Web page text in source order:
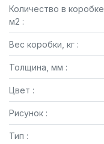
Количество в коробке,
м2 :
Вес коробки, кг :
Толщина, мм :
Цвет :
Рисунок :
Тип :